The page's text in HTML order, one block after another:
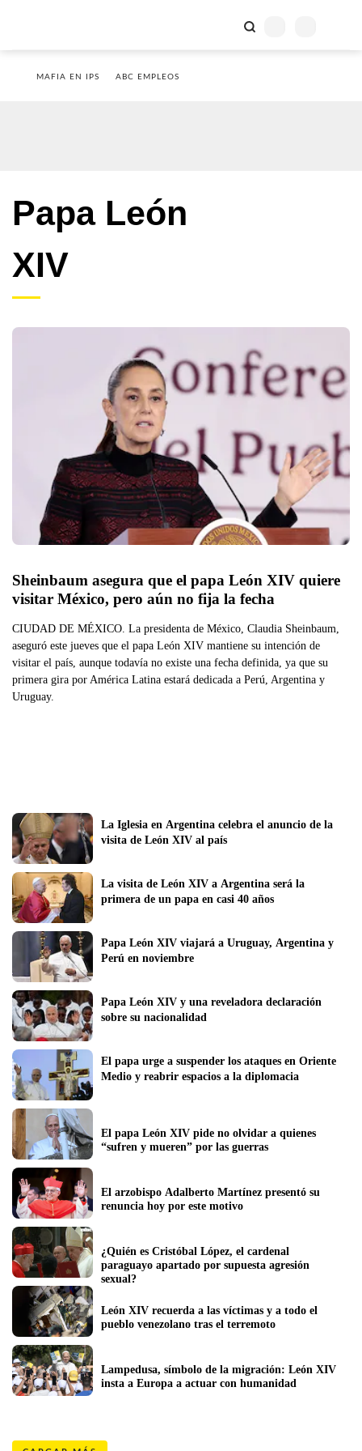
MAFIA EN IPS ABC EMPLEOS
Papa León
XIV
Sheinbaum asegura que el papa León XIV quiere
visitar México, pero aún no fija la fecha
CIUDAD DE MÉXICO. La presidenta de México, Claudia Sheinbaum,
aseguró este jueves que el papa León XIV mantiene su intención de
visitar el país, aunque todavía no existe una fecha definida, ya que su
primera gira por América Latina estará dedicada a Perú, Argentina y
Uruguay.
La Iglesia en Argentina celebra el anuncio de la
visita de León XIV al país
La visita de León XIV a Argentina será la
primera de un papa en casi 40 años
Papa León XIV viajará a Uruguay, Argentina y
Perú en noviembre
Papa León XIV y una reveladora declaración
sobre su nacionalidad
El papa urge a suspender los ataques en Oriente
Medio y reabrir espacios a la diplomacia
El papa León XIV pide no olvidar a quienes
“sufren y mueren” por las guerras
El arzobispo Adalberto Martínez presentó su
renuncia hoy por este motivo
¿Quién es Cristóbal López, el cardenal
paraguayo apartado por supuesta agresión
sexual?
León XIV recuerda a las víctimas y a todo el
pueblo venezolano tras el terremoto
Lampedusa, símbolo de la migración: León XIV
insta a Europa a actuar con humanidad